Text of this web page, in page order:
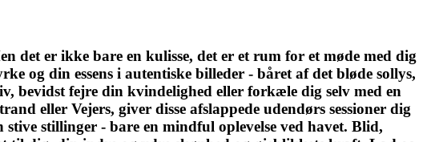
det er ikke bare en kulisse, det er et rum for et møde med dig
og din essens i autentiske billeder - båret af det bløde sollys,
bevidst fejre din kvindelighed eller forkæle dig selv med en
eller Vejers, giver disse afslappede udendørs sessioner dig
stillinger - bare en mindful oplevelse ved havet. Blid,